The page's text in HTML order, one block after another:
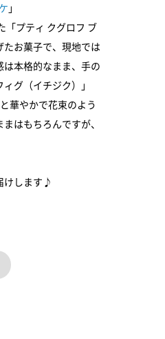
」
「プティ クグロフ ブ
お菓子で、現地では
本格的なまま、手の
グ（イチジク）」
華やかで花束のよう
はもちろんですが、
けします♪